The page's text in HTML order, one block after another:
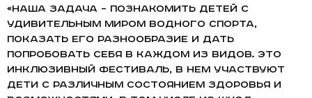
«Наша задача – познакомить детей с
удивительным миром водного спорта,
показать его разнообразие и дать
попробовать себя в каждом из видов. Это
инклюзивный фестиваль, в нем участвуют
дети с различным состоянием здоровья и